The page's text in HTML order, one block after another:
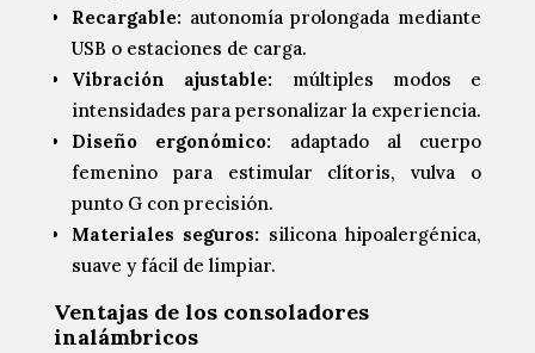
Recargable: autonomía prolongada mediante
USB o estaciones de carga.
Vibración ajustable: múltiples modos e
intensidades para personalizar la experiencia.
Diseño ergonómico: adaptado al cuerpo
femenino para estimular clítoris, vulva o
punto G con precisión.
Materiales seguros: silicona hipoalergénica,
suave y fácil de limpiar.
Ventajas de los consoladores
inalámbricos